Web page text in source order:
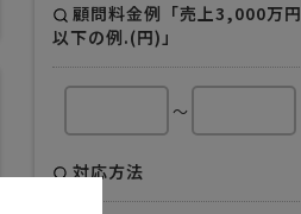
顧問料金例「売上3,000万円
以下の例.(円)」
～
対応方法